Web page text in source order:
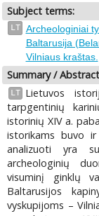
Subject terms:
LT Archeologiniai
Baltarusija
Vilniaus kraštas.
Summary /
LT
Lietuvos
tarpgentinių
istorinių XIV a.
istorikams buvo
analizuoti yra
archeologinių
visuminį ginklų
Baltarusijos
vyskupijoms –